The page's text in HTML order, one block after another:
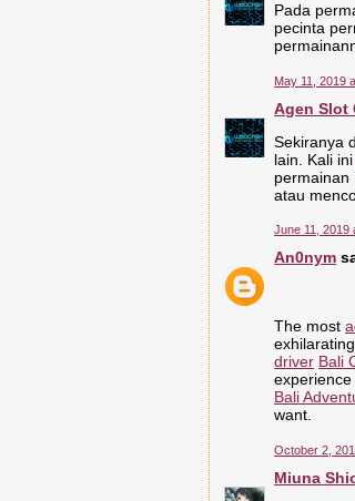
Pada
pecinta
May 11, 2019
Agen Slot
Sekiranya
lain. Kali ini
permainan
atau
June 11, 2019
An0nym
The most
driver Bali
Bali
want.
October 2,
Miuna